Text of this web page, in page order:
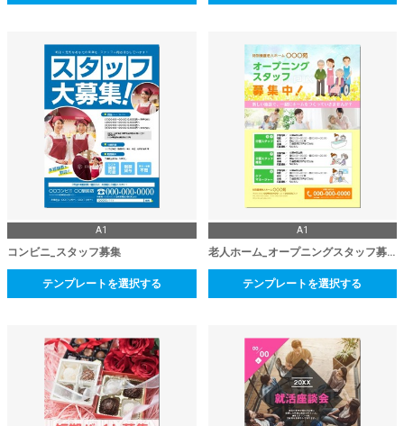
A1
コンビニ_スタッフ募集
テンプレートを選択する
A1
老人ホーム_オープニングスタッフ募集
テンプレートを選択する